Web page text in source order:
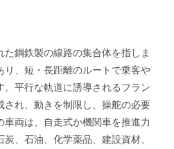
鋼鉄製の線路の集合体を指しま
、短・長距離のルートで乗客や
平行な軌道に誘導されるフラン
され、動きを制限し、操舵の必要
両は、自走式か機関車を推進力
、石油、化学薬品、建設資材、